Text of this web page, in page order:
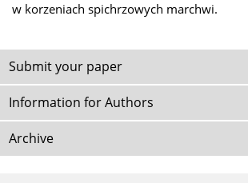
w korzeniach spichrzowych marchwi.
Submit your paper
Information for Authors
Archive